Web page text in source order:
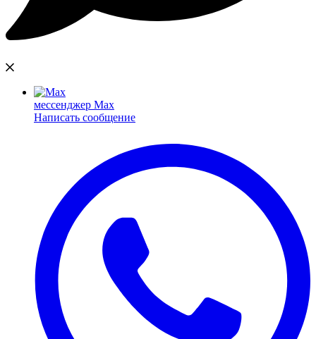
мессенджер Max
Написать сообщение